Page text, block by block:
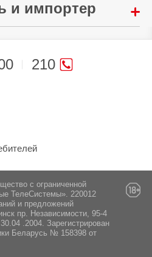
и импортер
and Trade
Road, Dongjiang Bonded
Trade Zone, Tianjin
Минский район,
7, помещение №7-50,
210
с ограниченной
ТелеСистемы». 220012
и предложений
пр. Независимости, 95-4
.2004. Зарегистрирован
Беларусь № 158398 от